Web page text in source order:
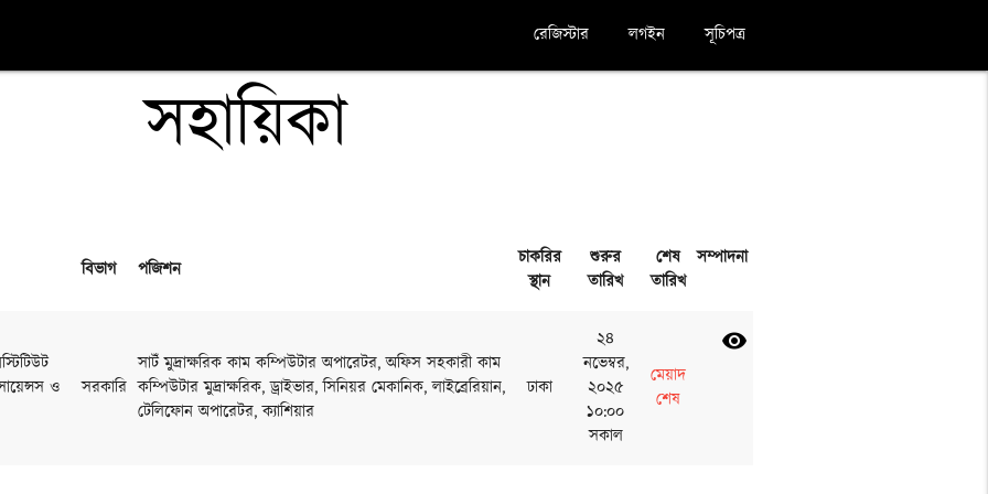
সূচিপত্র
লগইন
রেজিস্টার
সহায়িকা
বিভাগ পজিশন
চাকরির
স্থান
শুরুর
তারিখ
শেষ
তারিখ
সম্পাদনা
ও
সরকারি
সাটঁ মুদ্রাক্ষরিক কাম কম্পিউটার অপারেটর, অফিস সহকারী কাম
কম্পিউটার মুদ্রাক্ষরিক, ড্রাইভার, সিনিয়র মেকানিক, লাইব্রেরিয়ান,
টেলিফোন অপারেটর, ক্যাশিয়ার
ঢাকা
২৪
নভেম্বর,
২০২৫
১০:০০
সকাল
মেয়াদ
শেষ
visibility